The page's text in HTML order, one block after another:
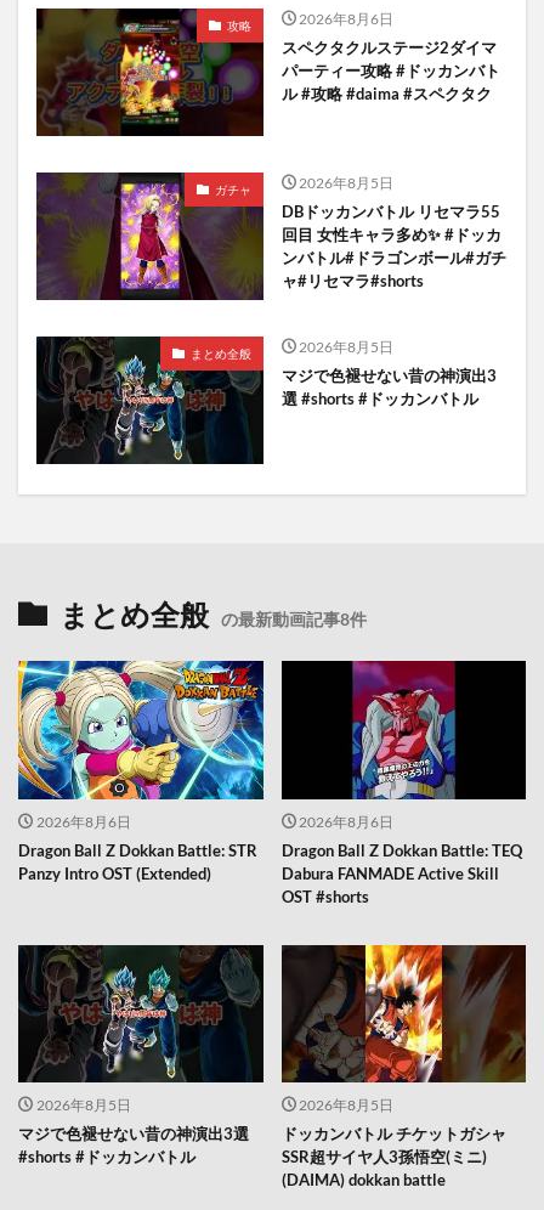
攻略 2026年8月6日
スペクタクルステージ2ダイマ
パーティー攻略 #ドッカンバト
ル #攻略 #daima #スペクタク
ガチャ 2026年8月5日
DBドッカンバトル リセマラ55
回目 女性キャラ多め✨️ #ドッカ
ンバトル#ドラゴンボール#ガチ
ャ#リセマラ#shorts
まとめ全般 2026年8月5日
マジで色褪せない昔の神演出3
選 #shorts #ドッカンバトル
まとめ全般 の最新動画記事8件
2026年8月6日
Dragon Ball Z Dokkan Battle: STR
Panzy Intro OST (Extended)
2026年8月6日
Dragon Ball Z Dokkan Battle: TEQ
Dabura FANMADE Active Skill
OST #shorts
2026年8月5日
マジで色褪せない昔の神演出3選
#shorts #ドッカンバトル
2026年8月5日
ドッカンバトル チケットガシャ
SSR超サイヤ人3孫悟空(ミニ)
(DAIMA) dokkan battle